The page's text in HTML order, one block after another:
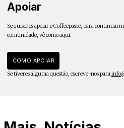
Apoiar
Se quiseres apoiar o Coffeepaste, para
comunidade, vê como aqui.
COMO APOIAR
Se tiveres alguma questão, escreve-nos para